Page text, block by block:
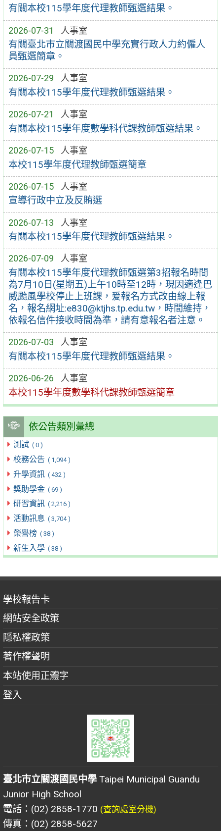
有關本校115學年度代理教師甄選結果。
2026-07-31 人事室
有關臺北市立關渡國民中學充實行政人力約僱人
員甄選簡章。
2026-07-29 人事室
有關本校115學年度代理教師甄選結果。
2026-07-21 人事室
有關本校115學年度數學科代課教師甄選結果。
2026-07-15 人事室
本校115學年度代理教師甄選簡章
2026-07-15 人事室
宣導行政中立及反賄選
2026-07-13 人事室
有關本校115學年度代理教師甄選結果。
2026-07-09 人事室
有關本校115學年度代理教師甄選第3招報名時間
為7月10日(星期五)上午10時至12時，現因適逢巴
威颱風學校停止上班課，爰報名方式改由線上報
名，報名網址:e830@ktjhs.tp.edu.tw，時間維持，
依報名信件接收時間為準，請有意報名者注意。
2026-07-03 人事室
有關本校115學年度代理教師甄選結果。
2026-06-26 人事室
本校115學年度數學科代課教師甄選簡章
依公告類別彙總
測試 ( 0 )
校務公告 ( 1,094 )
升學資訊 ( 432 )
獎助學金 ( 69 )
研習資訊 ( 2,216 )
活動訊息 ( 3,704 )
榮譽榜 ( 38 )
新生入學 ( 38 )
學校報告卡
網站安全政策
隱私權政策
著作權聲明
本站使用正體字
登入
臺北市立關渡國民中學 Taipei Municipal Guandu
Junior High School
電話：(02) 2858-1770 (查詢處室分機)
傳真：(02) 2858-5627